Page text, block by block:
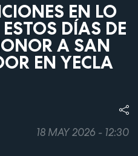
EN LO
DÍAS DE
A SAN
EN YECLA
18 MAY 2026 - 12:30